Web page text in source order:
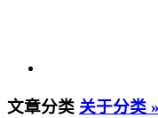
文章分类 关于分类 »